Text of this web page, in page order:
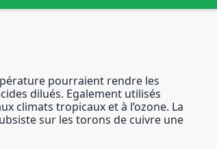
pourraient rendre les
dilués. Egalement utilisés
climats tropicaux et à l’ozone. La
sur les torons de cuivre une